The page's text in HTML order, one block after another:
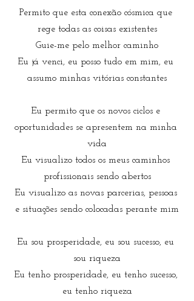
Permito que esta conexão cósmica que
rege todas as coisas existentes
Guie-me pelo melhor caminho
Eu já venci, eu posso tudo em mim, eu
assumo minhas vitórias constantes
Eu permito que os novos ciclos e
oportunidades se apresentem na minha
vida
Eu visualizo todos os meus caminhos
profissionais sendo abertos
Eu visualizo as novas parcerias, pessoas
e situações sendo colocadas perante mim
Eu sou prosperidade, eu sou sucesso, eu
sou riqueza
Eu tenho prosperidade, eu tenho sucesso,
eu tenho riqueza